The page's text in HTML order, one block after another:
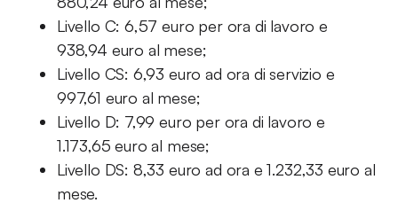
Livello C: 6,57 euro per ora di lavoro e
938,94 euro al mese;
Livello CS: 6,93 euro ad ora di servizio e
997,61 euro al mese;
Livello D: 7,99 euro per ora di lavoro e
1.173,65 euro al mese;
Livello DS: 8,33 euro ad ora e 1.232,33 euro al
mese.